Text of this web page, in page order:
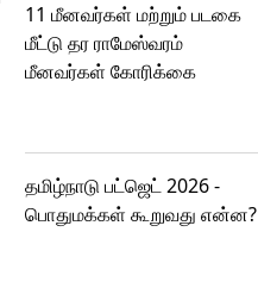
11 மீனவர்கள் மற்றும் படகை
மீட்டு தர ராமேஸ்வரம்
மீனவர்கள் கோரிக்கை
தமிழ்நாடு பட்ஜெட் 2026 -
பொதுமக்கள் கூறுவது என்ன?